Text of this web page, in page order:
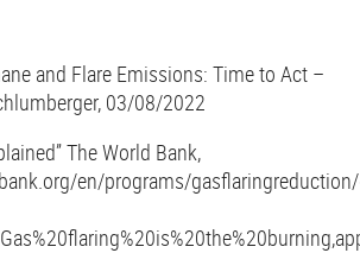
and Flare Emissions: Time to Act –
03/08/2022
The World Bank,
en/programs/